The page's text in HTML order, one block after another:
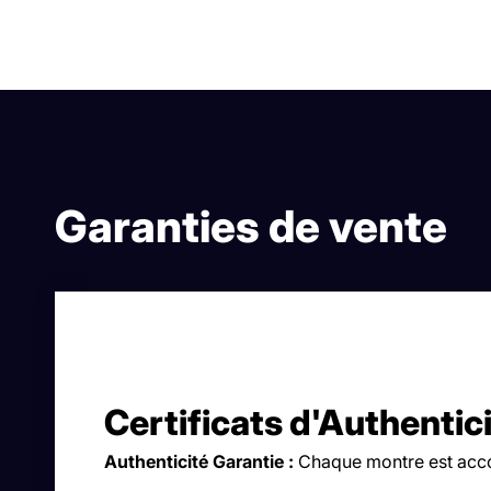
Garanties de vente
Certificats
Authenticité Garantie : Chaque montre est